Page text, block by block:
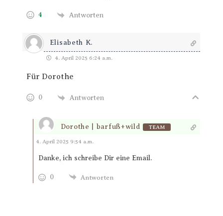
4 Antworten
Elisabeth K.
4. April 2025 6:24 a.m.
Für Dorothe
0 Antworten
Dorothe | barfuß+wild TEAM
Antworten
4. April 2025 9:54 a.m.
Danke, ich schreibe Dir eine Email.
0 Antworten